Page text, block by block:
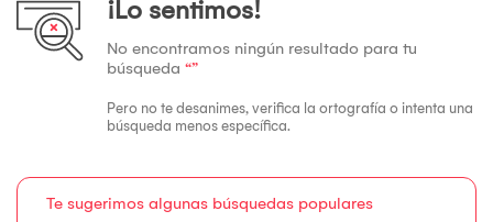
¡Lo sentimos!
No encontramos ningún resultado para tu
búsqueda “”
Pero no te desanimes, verifica la ortografía o intenta una
búsqueda menos específica.
Te sugerimos algunas búsquedas populares